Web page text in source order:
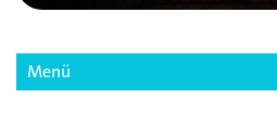
Menü